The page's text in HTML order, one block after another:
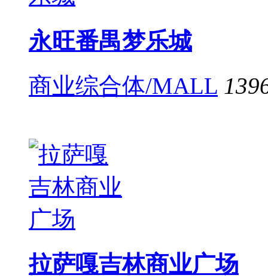
永旺番禺梦乐城
商业综合体/MALL
拉萨嘎吉林商业广场